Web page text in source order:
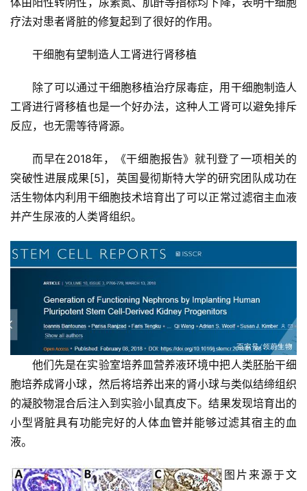
疗法对患者肾脏的修复起到了很好的作用。
干细胞有望制造人工肾进行肾移植
除了可以通过干细胞移植治疗尿毒症，用干细胞制造人
工肾进行肾移植也是一个好办法，这种人工肾可以避免排斥
反应，也无需等待肾源。
而早在2018年，《干细胞报告》就刊登了一项相关的
突破性进展成果[5]，英国曼彻斯特大学的研究团队成功在
活生物体内利用干细胞技术培育出了可以正常过滤宿主血液
并产生尿液的人类肾组织。
他们先是在实验室培养皿营养液环境中把人类胚胎干细
胞培养成肾小球，然后将培养出来的肾小球与类似结缔组织
的凝胶物混合后注入到实验小鼠真皮下。结果发现培育出的
小型肾脏具有功能完好的人体血管并能够过滤其宿主的血
液。
图片来源于文